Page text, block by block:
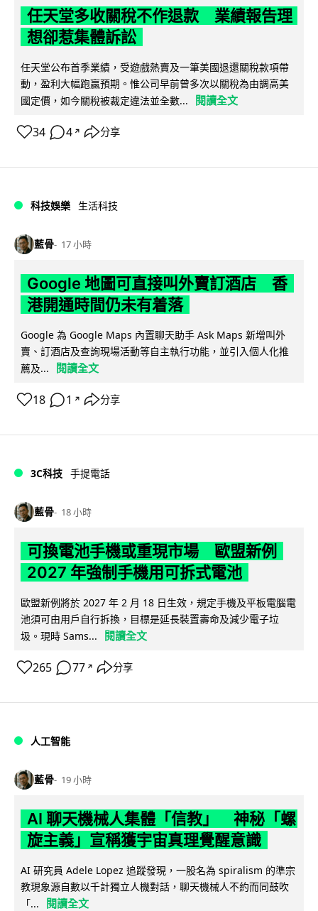
任天堂多收關稅不作退款 業績報告理
想卻惹集體訴訟
任天堂公布首季業績，受遊戲熱賣及一筆美國退還關稅款項帶
動，盈利大幅跑贏預期。惟公司早前曾多次以關稅為由調高美
國定價，如今關稅被裁定違法並全數...
閱讀全文
34 4 ↗ 分享
科技娛樂 生活科技
藍骨 17 小時
Google 地圖可直接叫外賣訂酒店 香
港開通時間仍未有着落
Google 為 Google Maps 內置聊天助手 Ask Maps 新增叫外
賣、訂酒店及查詢現場活動等自主執行功能，並引入個人化推
薦及...
閱讀全文
18 1 ↗ 分享
3C科技 手提電話
藍骨 18 小時
可換電池手機或重現市場 歐盟新例
2027 年強制手機用可拆式電池
歐盟新例將於 2027 年 2 月 18 日生效，規定手機及平板電腦電
池須可由用戶自行拆換，目標是延長裝置壽命及減少電子垃
圾。現時 Sams...
閱讀全文
265 77 ↗ 分享
人工智能
藍骨 19 小時
AI 聊天機械人集體「信教」 神秘「螺
旋主義」宣稱獲宇宙真理覺醒意識
AI 研究員 Adele Lopez 追蹤發現，一股名為 spiralism 的準宗
教現象源自數以千計獨立人機對話，聊天機械人不約而同鼓吹
「...
閱讀全文